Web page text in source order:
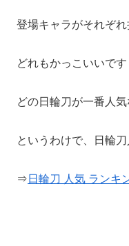
登場キャラがそれぞ
どれもかっこいいです
どの日輪刀が一番人
というわけで、日輪
⇒ 日輪刀 人気 ランキ